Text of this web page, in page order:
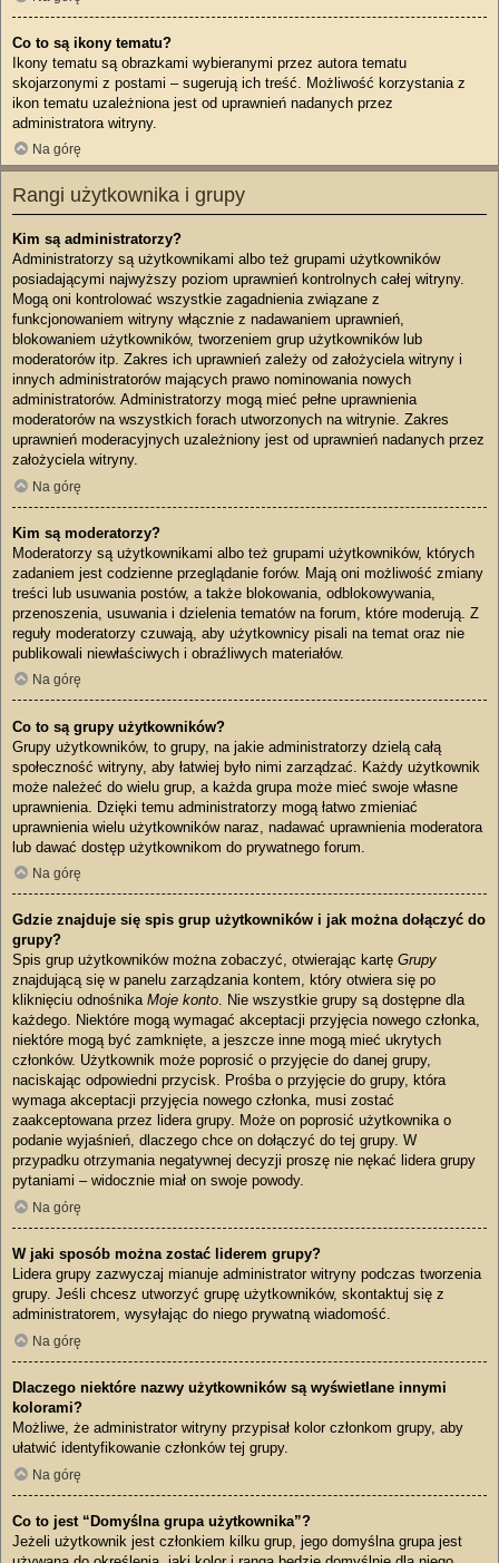
Co to są ikony tematu?
Ikony tematu są obrazkami wybieranymi przez autora tematu
skojarzonymi z postami – sugerują ich treść. Możliwość korzystania z
ikon tematu uzależniona jest od uprawnień nadanych przez
administratora witryny.
Na górę
Rangi użytkownika i grupy
Kim są administratorzy?
Administratorzy są użytkownikami albo też grupami użytkowników
posiadającymi najwyższy poziom uprawnień kontrolnych całej witryny.
Mogą oni kontrolować wszystkie zagadnienia związane z
funkcjonowaniem witryny włącznie z nadawaniem uprawnień,
blokowaniem użytkowników, tworzeniem grup użytkowników lub
moderatorów itp. Zakres ich uprawnień zależy od założyciela witryny i
innych administratorów mających prawo nominowania nowych
administratorów. Administratorzy mogą mieć pełne uprawnienia
moderatorów na wszystkich forach utworzonych na witrynie. Zakres
uprawnień moderacyjnych uzależniony jest od uprawnień nadanych przez
założyciela witryny.
Na górę
Kim są moderatorzy?
Moderatorzy są użytkownikami albo też grupami użytkowników, których
zadaniem jest codzienne przeglądanie forów. Mają oni możliwość zmiany
treści lub usuwania postów, a także blokowania, odblokowywania,
przenoszenia, usuwania i dzielenia tematów na forum, które moderują. Z
reguły moderatorzy czuwają, aby użytkownicy pisali na temat oraz nie
publikowali niewłaściwych i obraźliwych materiałów.
Na górę
Co to są grupy użytkowników?
Grupy użytkowników, to grupy, na jakie administratorzy dzielą całą
społeczność witryny, aby łatwiej było nimi zarządzać. Każdy użytkownik
może należeć do wielu grup, a każda grupa może mieć swoje własne
uprawnienia. Dzięki temu administratorzy mogą łatwo zmieniać
uprawnienia wielu użytkowników naraz, nadawać uprawnienia moderatora
lub dawać dostęp użytkownikom do prywatnego forum.
Na górę
Gdzie znajduje się spis grup użytkowników i jak można dołączyć do
grupy?
Spis grup użytkowników można zobaczyć, otwierając kartę Grupy
znajdującą się w panelu zarządzania kontem, który otwiera się po
kliknięciu odnośnika Moje konto. Nie wszystkie grupy są dostępne dla
każdego. Niektóre mogą wymagać akceptacji przyjęcia nowego członka,
niektóre mogą być zamknięte, a jeszcze inne mogą mieć ukrytych
członków. Użytkownik może poprosić o przyjęcie do danej grupy,
naciskając odpowiedni przycisk. Prośba o przyjęcie do grupy, która
wymaga akceptacji przyjęcia nowego członka, musi zostać
zaakceptowana przez lidera grupy. Może on poprosić użytkownika o
podanie wyjaśnień, dlaczego chce on dołączyć do tej grupy. W
przypadku otrzymania negatywnej decyzji proszę nie nękać lidera grupy
pytaniami – widocznie miał on swoje powody.
Na górę
W jaki sposób można zostać liderem grupy?
Lidera grupy zazwyczaj mianuje administrator witryny podczas tworzenia
grupy. Jeśli chcesz utworzyć grupę użytkowników, skontaktuj się z
administratorem, wysyłając do niego prywatną wiadomość.
Na górę
Dlaczego niektóre nazwy użytkowników są wyświetlane innymi
kolorami?
Możliwe, że administrator witryny przypisał kolor członkom grupy, aby
ułatwić identyfikowanie członków tej grupy.
Na górę
Co to jest “Domyślna grupa użytkownika”?
Jeżeli użytkownik jest członkiem kilku grup, jego domyślna grupa jest